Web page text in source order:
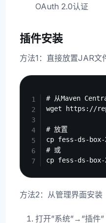
OAuth 2.0认证
插件安装
方法1：直接放置JAR文
# 从Maven
wget https://
# 放置
cp fess-ds-box-
# 或
方法2：从管理界面安装
打开”系统”→”插件”